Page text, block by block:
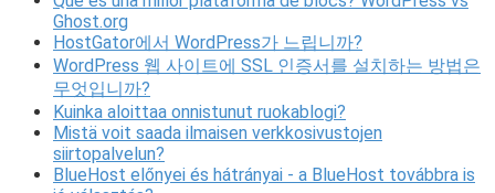
Ghost.org
HostGator에서 WordPress가 느립니까?
WordPress 웹 사이트에 SSL 인증서를 설치하는 방법은
무엇입니까?
Kuinka aloittaa onnistunut ruokablogi?
Mistä voit saada ilmaisen verkkosivustojen
siirtopalvelun?
BlueHost előnyei és hátrányai - a BlueHost továbbra is